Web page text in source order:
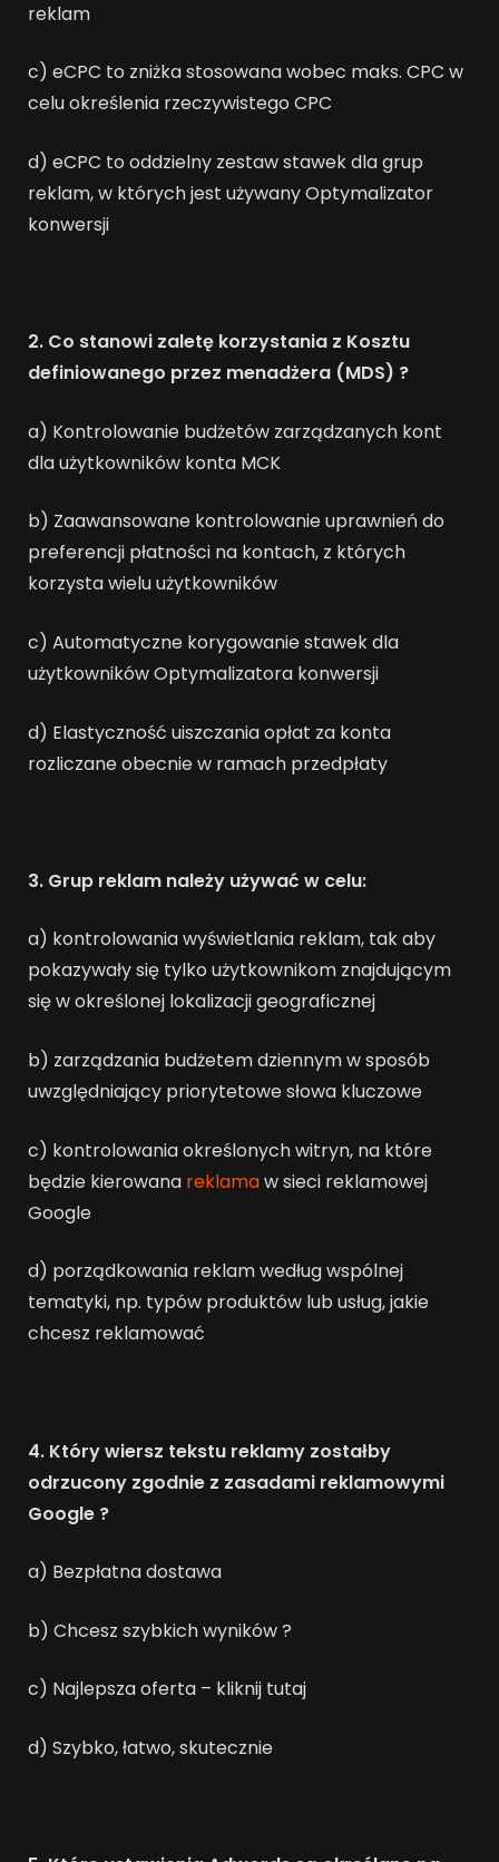
reklam
c) eCPC to zniżka stosowana wobec maks. CPC w
celu określenia rzeczywistego CPC
d) eCPC to oddzielny zestaw stawek dla grup
reklam, w których jest używany Optymalizator
konwersji
2. Co stanowi zaletę korzystania z Kosztu
definiowanego przez menadżera (MDS) ?
a) Kontrolowanie budżetów zarządzanych kont
dla użytkowników konta MCK
b) Zaawansowane kontrolowanie uprawnień do
preferencji płatności na kontach, z których
korzysta wielu użytkowników
c) Automatyczne korygowanie stawek dla
użytkowników Optymalizatora konwersji
d) Elastyczność uiszczania opłat za konta
rozliczane obecnie w ramach przedpłaty
3. Grup reklam należy używać w celu:
a) kontrolowania wyświetlania reklam, tak aby
pokazywały się tylko użytkownikom znajdującym
się w określonej lokalizacji geograficznej
b) zarządzania budżetem dziennym w sposób
uwzględniający priorytetowe słowa kluczowe
c) kontrolowania określonych witryn, na które
będzie kierowana reklamaw sieci reklamowej
Google
d) porządkowania reklam według wspólnej
tematyki, np. typów produktów lub usług, jakie
chcesz reklamować
4. Który wiersz tekstu reklamy zostałby
odrzucony zgodnie z zasadami reklamowymi
Google ?
a) Bezpłatna dostawa
b) Chcesz szybkich wyników ?
c) Najlepsza oferta – kliknij tutaj
d) Szybko, łatwo, skutecznie